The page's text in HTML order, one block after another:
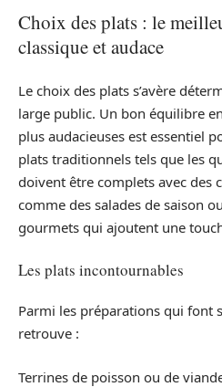
Choix des plats : le
classique et audace
Le choix des plats s’avère
large public. Un bon équilibre
plus audacieuses est essentiel
plats traditionnels tels que les
doivent être complets avec des
comme des salades de saison
gourmets qui ajoutent une
Les plats incontournables
Parmi les préparations qui font
retrouve :
Terrines de poisson ou de